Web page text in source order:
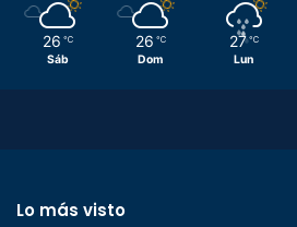
26 ℃
Sáb
26 ℃
Dom
27 ℃
Lun
Lo más visto